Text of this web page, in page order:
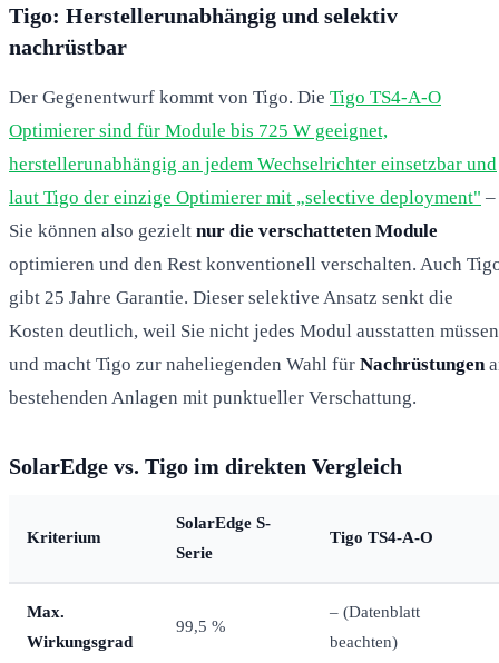
Tigo: Herstellerunabhängig und selektiv
nachrüstbar
Der Gegenentwurf kommt von Tigo. Die Tigo TS4-A-O
Optimierer sind für Module bis 725 W geeignet,
herstellerunabhängig an jedem Wechselrichter einsetzbar und
laut Tigo der einzige Optimierer mit „selective deployment" –
Sie können also gezielt nur die verschatteten Module
optimieren und den Rest konventionell verschalten. Auch
gibt 25 Jahre Garantie. Dieser selektive Ansatz senkt die
Kosten deutlich, weil Sie nicht jedes Modul ausstatten
und macht Tigo zur naheliegenden Wahl für Nachrüstungen
bestehenden Anlagen mit punktueller Verschattung.
SolarEdge vs. Tigo im direkten Vergleich
Kriterium
SolarEdge S-
Serie
Tigo TS4-A-O
Max.
Wirkungsgrad
99,5 %
– (Datenblatt
beachten)